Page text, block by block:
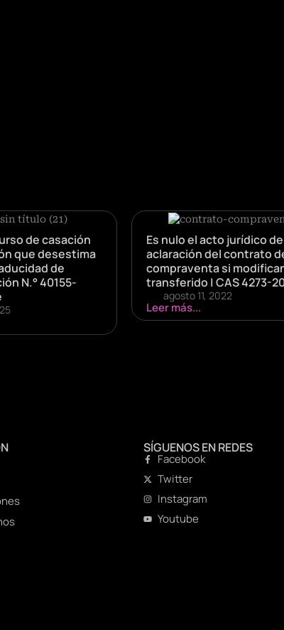
de casación
que desestima
de
N.° 40155-
Es nulo el acto jurídico de
aclaración del contrato
compraventa si
transferido | CAS 4273-
agosto 11, 2022
Leer más...
SÍGUENOS EN REDES
Facebook
Twitter
Instagram
Youtube